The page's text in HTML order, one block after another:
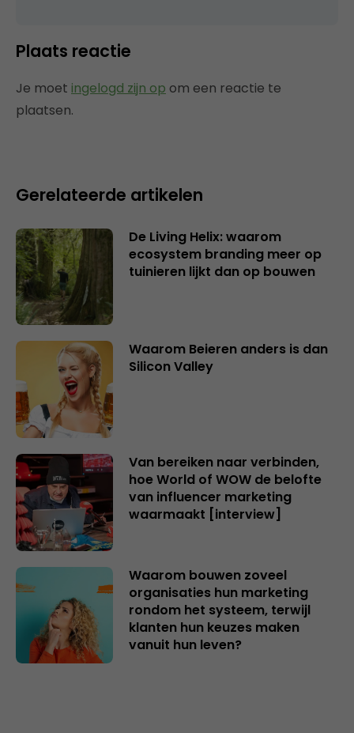
Plaats reactie
Je moet ingelogd zijn op om een reactie te
plaatsen.
Gerelateerde artikelen
De Living Helix: waarom
ecosystem branding meer op
tuinieren lijkt dan op bouwen
Waarom Beieren anders is dan
Silicon Valley
Van bereiken naar verbinden,
hoe World of WOW de belofte
van influencer marketing
waarmaakt [interview]
Waarom bouwen zoveel
organisaties hun marketing
rondom het systeem, terwijl
klanten hun keuzes maken
vanuit hun leven?